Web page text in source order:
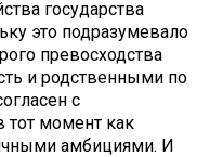
государства
это подразумевало
превосходства
и родственными по
с
тот момент как
амбициями. И